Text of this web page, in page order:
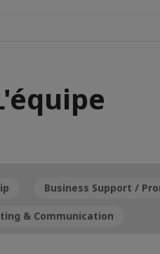
Business Support /
& Communication